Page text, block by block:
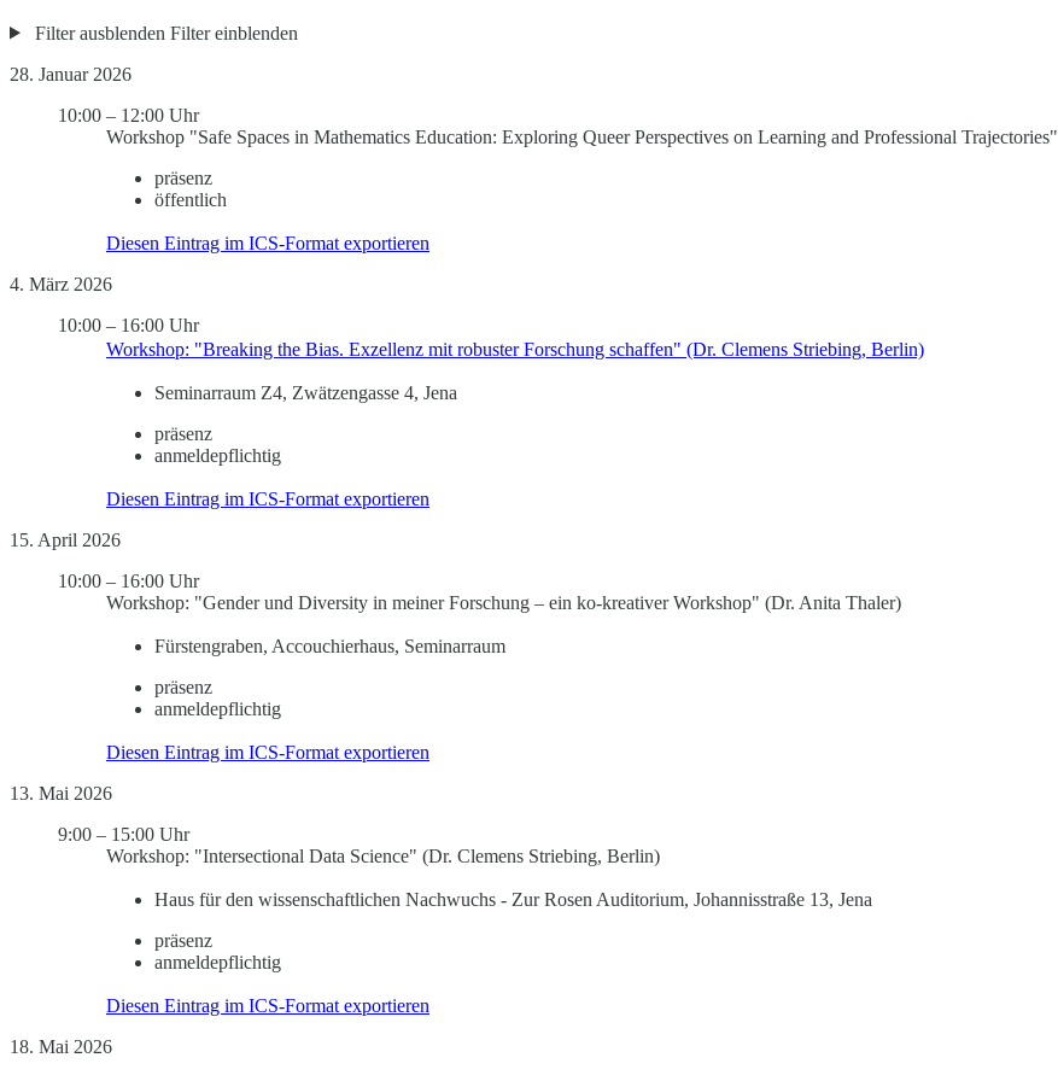
Filter ausblenden Filter einblenden
28. Januar 2026
10:00 – 12:00 Uhr
Workshop "Safe Spaces in Mathematics Education: Exploring Queer Perspectives on Learning and Professional Trajectories"
präsenz
öffentlich
Diesen Eintrag im ICS-Format exportieren
4. März 2026
10:00 – 16:00 Uhr
Workshop: "Breaking the Bias. Exzellenz mit robuster Forschung schaffen" (Dr. Clemens Striebing, Berlin)
Seminarraum Z4, Zwätzengasse 4, Jena
präsenz
anmeldepflichtig
Diesen Eintrag im ICS-Format exportieren
15. April 2026
10:00 – 16:00 Uhr
Workshop: "Gender und Diversity in meiner Forschung – ein ko-kreativer Workshop" (Dr. Anita Thaler)
Fürstengraben, Accouchierhaus, Seminarraum
präsenz
anmeldepflichtig
Diesen Eintrag im ICS-Format exportieren
13. Mai 2026
9:00 – 15:00 Uhr
Workshop: "Intersectional Data Science" (Dr. Clemens Striebing, Berlin)
Haus für den wissenschaftlichen Nachwuchs - Zur Rosen Auditorium, Johannisstraße 13, Jena
präsenz
anmeldepflichtig
Diesen Eintrag im ICS-Format exportieren
18. Mai 2026